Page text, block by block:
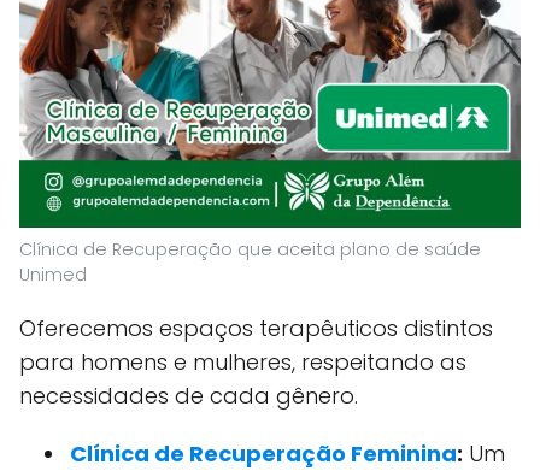
Clínica de Recuperação que aceita plano de saúde
Unimed
Oferecemos espaços terapêuticos distintos
para homens e mulheres, respeitando as
necessidades de cada gênero.
Clínica de Recuperação Feminina: Um